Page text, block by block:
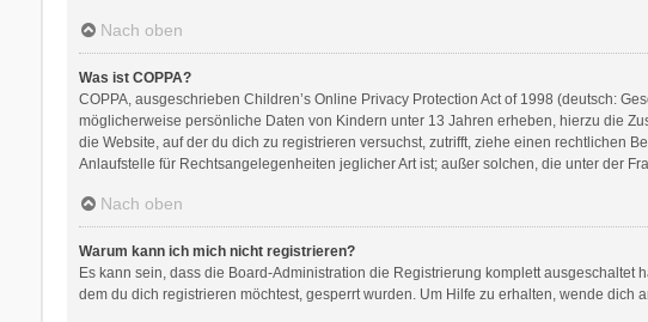
Nach oben
Was ist COPPA?
COPPA, ausgeschrieben Children’s Online Privacy Protection Act of 1998 (deutsch:
möglicherweise persönliche Daten von Kindern unter 13 Jahren erheben, hierzu die
die Website, auf der du dich zu registrieren versuchst, zutrifft, ziehe einen rechtlichen
Anlaufstelle für Rechtsangelegenheiten jeglicher Art ist; außer solchen, die unter der
Nach oben
Warum kann ich mich nicht registrieren?
Es kann sein, dass die Board-Administration die Registrierung komplett
dem du dich registrieren möchtest, gesperrt wurden. Um Hilfe zu erhalten, wende dich